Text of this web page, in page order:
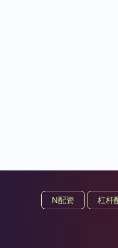
N配资 杠杆